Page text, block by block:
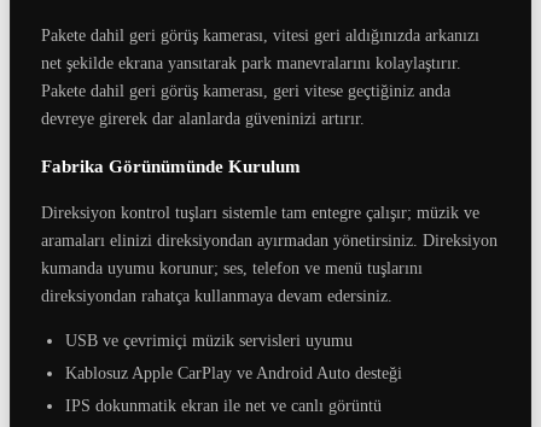
Pakete dahil geri görüş kamerası, vitesi geri aldığınızda arkanızı
net şekilde ekrana yansıtarak park manevralarını kolaylaştırır.
Pakete dahil geri görüş kamerası, geri vitese geçtiğiniz anda
devreye girerek dar alanlarda güveninizi artırır.
Fabrika Görünümünde Kurulum
Direksiyon kontrol tuşları sistemle tam entegre çalışır; müzik ve
aramaları elinizi direksiyondan ayırmadan yönetirsiniz. Direksiyon
kumanda uyumu korunur; ses, telefon ve menü tuşlarını
direksiyondan rahatça kullanmaya devam edersiniz.
USB ve çevrimiçi müzik servisleri uyumu
Kablosuz Apple CarPlay ve Android Auto desteği
IPS dokunmatik ekran ile net ve canlı görüntü